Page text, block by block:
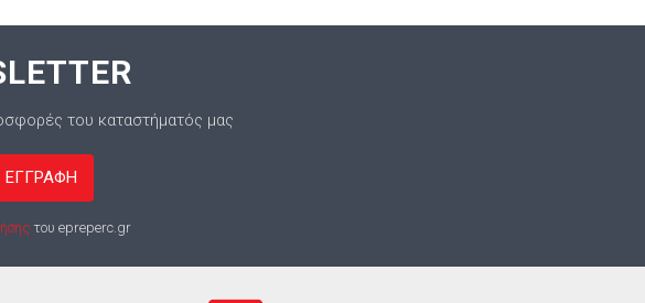
του καταστήματός μας
ΕΓΓΡΑΦΗ
του epreperc.gr